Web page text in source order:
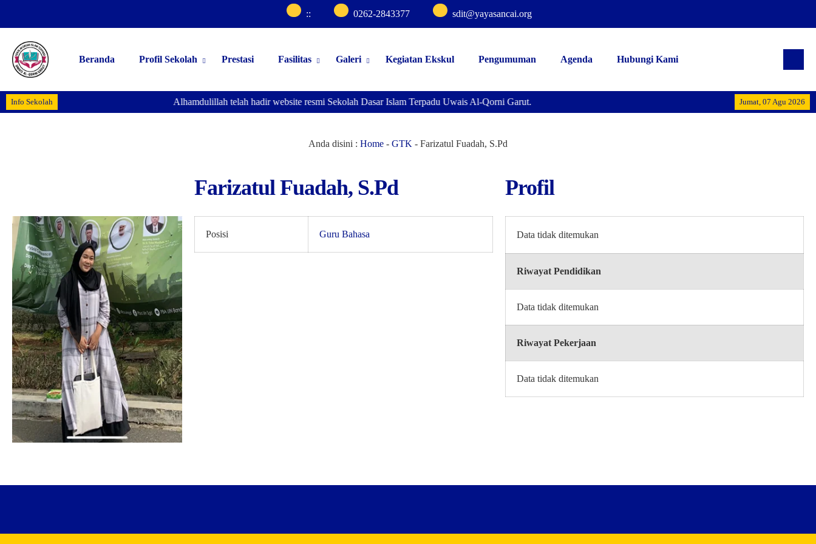
:: 0262-2843377 sdit@yayasancai.org
Beranda Profil Sekolah Prestasi Fasilitas Galeri Kegiatan Ekskul Pengumuman Agenda Hubungi Kami
Info Sekolah Jumat, 07 Agu 2026
Alhamdulillah telah hadir website resmi Sekolah Dasar Islam Terpadu Uwais Al-Qorni Garut.
Anda disini : Home - GTK - Farizatul Fuadah, S.Pd
Farizatul Fuadah, S.Pd
Posisi Guru Bahasa
Profil
Data tidak ditemukan
Riwayat Pendidikan
Data tidak ditemukan
Riwayat Pekerjaan
Data tidak ditemukan